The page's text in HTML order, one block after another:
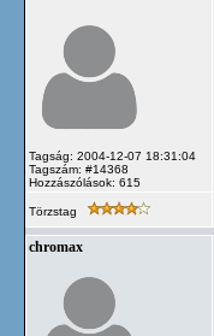
Tagság: 2004-12-07 18:31:04
Tagszám: #14368
Hozzászólások: 615
Törzstag
chromax